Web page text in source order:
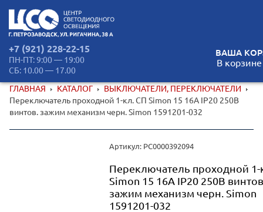
+7 (921) 228-22-15
ПН-ПТ: 9:00 — 19:00
СБ: 10.00 — 17.00
ВАША
В корзине
ГЛАВНАЯ КАТАЛОГ
ВЫКЛЮЧАТЕЛИ, ПЕРЕКЛЮЧАТЕЛИ
Переключатель проходной 1-кл. СП Simon 15 16А IP20 250В
винтов. зажим механизм черн. Simon 1591201-032
Артикул: РС0000392094
Переключатель проходной
Simon 15 16А IP20 250В
зажим механизм черн. Simon
1591201-032